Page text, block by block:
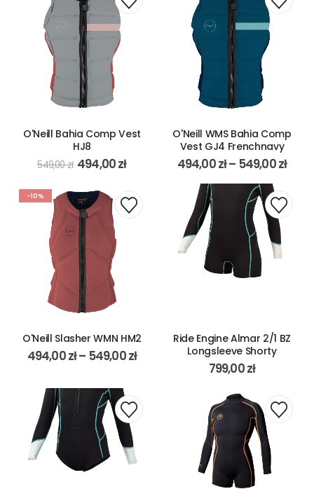
O'Neill Bahia Comp Vest
HJ8
549,00zł 494,00zł
O'Neill WMS Bahia Comp
Vest GJ4 Frenchnavy
494,00zł– 549,00zł
-10%
O'Neill Slasher WMN HM2
494,00zł– 549,00zł
Ride Engine Almar 2/1 BZ
Longsleeve Shorty
799,00zł